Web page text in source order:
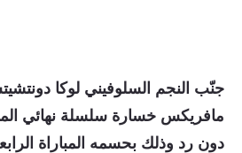
جنّب النجم السلوفيني لوكا
مافريكس خسارة سلسلة نهائي
دون رد وذلك بحسمه المباراة